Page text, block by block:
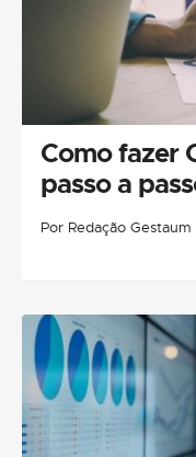
Como fazer
passo a
Por Redação